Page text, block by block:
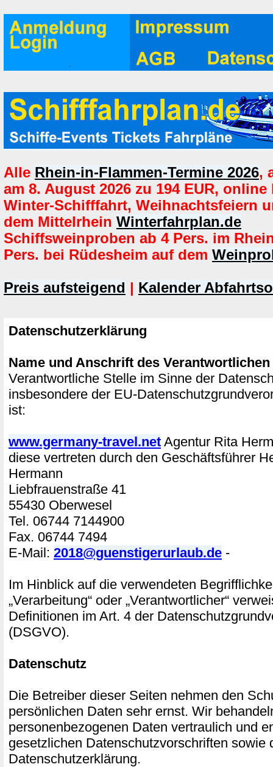
Alle Rhein-in-Flammen-Termine 2026,
am 8. August 2026 zu 194 EUR, online
Winter-Schifffahrt, Weihnachtsfeiern
dem Mittelrhein Winterfahrplan.de
Schiffsweinproben ab 4 Pers. im
Pers. bei Rüdesheim auf dem
Preis aufsteigend | Kalender
Datenschutzerklärung
Name und Anschrift des Verantwortlichen
Verantwortliche Stelle im Sinne der
insbesondere der EU-
ist:
www.germany-travel.net Agentur Rita
diese vertreten durch den Geschäftsführer
Hermann
Liebfrauenstraße 41
55430 Oberwesel
Tel. 06744 7144900
Fax. 06744 7494
E-Mail: 2018@guenstigerurlaub.de -
Im Hinblick auf die verwendeten
„Verarbeitung“ oder „Verantwortlicher“
Definitionen im Art. 4 der
(DSGVO).
Datenschutz
Die Betreiber dieser Seiten nehmen den
persönlichen Daten sehr ernst. Wir
personenbezogenen Daten vertraulich und
gesetzlichen Datenschutzvorschriften sowie
Datenschutzerklärung.